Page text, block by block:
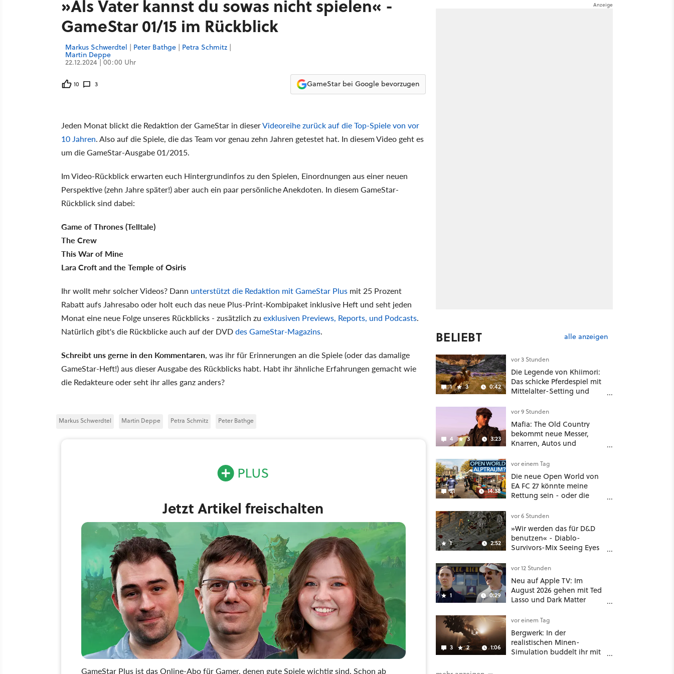
»Als Vater kannst du sowas nicht spielen« -
GameStar 01/15 im Rückblick
Markus Schwerdtel | Peter Bathge | Petra Schmitz |
Martin Deppe
22.12.2024 | 00:00 Uhr
10 3 GameStar bei Google bevorzugen
Jeden Monat blickt die Redaktion der GameStar in dieserVideoreihe zurück auf die Top-Spiele von vor
10 Jahren. Also auf die Spiele, die das Team vor genau zehn Jahren getestet hat. In diesem Video geht es
um die GameStar-Ausgabe 01/2015.
Im Video-Rückblick erwarten euch Hintergrundinfos zu den Spielen, Einordnungen aus einer neuen
Perspektive (zehn Jahre später!) aber auch ein paar persönliche Anekdoten. In diesem GameStar-
Rückblick sind dabei:
Game of Thrones (Telltale)
The Crew
This War of Mine
Lara Croft and the Temple of Osiris
Ihr wollt mehr solcher Videos? Dann unterstützt die Redaktion mit GameStar Plus mit 25 Prozent
Rabatt aufs Jahresabo oder holt euch das neue Plus-Print-Kombipaket inklusive Heft und seht jeden
Monat eine neue Folge unseres Rückblicks - zusätzlich zu exklusiven Previews, Reports, und Podcasts.
Natürlich gibt's die Rückblicke auch auf der DVDdes GameStar-Magazins.
Schreibt uns gerne in den Kommentaren, was ihr für Erinnerungen an die Spiele (oder das damalige
GameStar-Heft!) aus dieser Ausgabe des Rückblicks habt. Habt ihr ähnliche Erfahrungen gemacht wie
die Redakteure oder seht ihr alles ganz anders?
Markus Schwerdtel Martin Deppe Petra Schmitz Peter Bathge
Jetzt Artikel freischalten
GameStar Plus ist das Online-Abo für Gamer, denen gute Spiele wichtig sind. Schon ab
BELIEBT alle anzeigen
1 3 0:42
vor 3 Stunden
Die Legende von Khiimori:
Das schicke Pferdespiel mit
Mittelalter-Setting und
noch größer und
gefährlicher
4 3 3:23
vor 9 Stunden
Mafia: The Old Country
bekommt neue Messer,
Knarren, Autos und
hat mehr dabei als nur
Story
21 14:38
vor einem Tag
Die neue Open World von
EA FC 27 könnte meine
Rettung sein - oder die
1 2:52
vor 6 Stunden
»Wir werden das für D&D
benutzen« - Diablo-
Survivors-Mix Seeing Eyes
nützliches Map-Tool
1 0:29
vor 12 Stunden
Neu auf Apple TV: Im
August 2026 gehen mit Ted
Lasso und Dark Matter
Highlights weiter
3 2 1:06
vor einem Tag
Bergwerk: In der
realistischen Minen-
Simulation buddelt ihr mit